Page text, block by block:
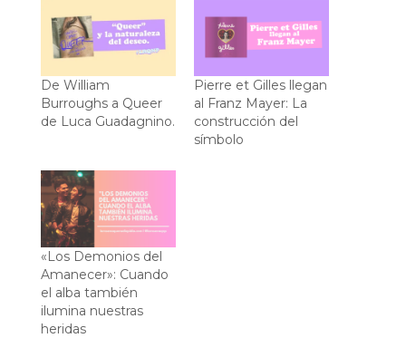
De William
Burroughs a Queer
de Luca Guadagnino.
Pierre et Gilles llegan
al Franz Mayer: La
construcción del
símbolo
«Los Demonios del
Amanecer»: Cuando
el alba también
ilumina nuestras
heridas